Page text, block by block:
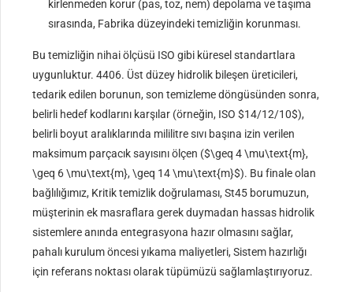
kirlenmeden korur (pas, toz, nem) depolama ve taşıma
sırasında, Fabrika düzeyindeki temizliğin korunması.
Bu temizliğin nihai ölçüsü ISO gibi küresel standartlara
uygunluktur. 4406. Üst düzey hidrolik bileşen üreticileri,
tedarik edilen borunun, son temizleme döngüsünden sonra,
belirli hedef kodlarını karşılar (örneğin, ISO$14/12/10$),
belirli boyut aralıklarında mililitre sıvı başına izin verilen
maksimum parçacık sayısını ölçen ($\geq 4 \mu\text{m},
\geq 6 \mu\text{m}, \geq 14 \mu\text{m}$). Bu finale olan
bağlılığımız, Kritik temizlik doğrulaması, St45 borumuzun,
müşterinin ek masraflara gerek duymadan hassas hidrolik
sistemlere anında entegrasyona hazır olmasını sağlar,
pahalı kurulum öncesi yıkama maliyetleri, Sistem hazırlığı
için referans noktası olarak tüpümüzü sağlamlaştırıyoruz.